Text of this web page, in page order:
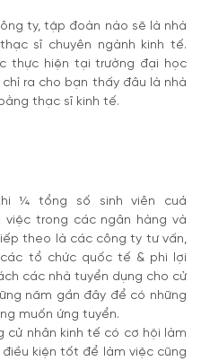
ty, tập đoàn nào sẽ là nhà
sĩ chuyên ngành kinh tế.
thực hiện tại trường đại học
ra cho bạn thấy đâu là nhà
thạc sĩ kinh tế.
¼ tổng số sinh viên cuả
việc trong các ngân hàng và
theo là các công ty tư vấn,
tổ chức quốc tế & phi lợi
các nhà tuyển dụng cho cử
năm gần đây để có những
muốn ứng tuyển.
cử nhân kinh tế có cơ hội làm
kiện tốt để làm việc cũng